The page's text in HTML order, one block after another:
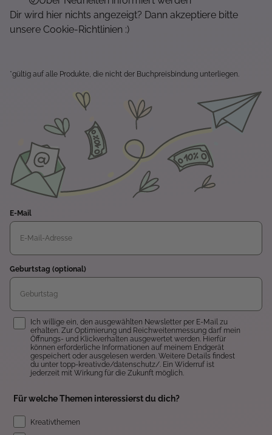
Dir wird hier nichts angezeigt? Dann akzeptiere bitte
unsere Cookie-Richtlinien :)
*gültig auf alle Produkte, die nicht der Buchpreisbindung unterliegen.
E-Mail
Geburtstag (optional)
Einwilligung
Ich willige ein, den ausgewählten Newsletter per E-Mail zu
erhalten. Zur Optimierung und Reichweitenmessung darf mein
Öffnungs- und Klickverhalten ausgewertet werden. Hierfür
können erforderliche Informationen auf meinem Endgerät
gespeichert oder ausgelesen werden. Weitere Details findest
du unter topp-kreativ.de/datenschutz/. Ein Widerruf ist
jederzeit mit Wirkung für die Zukunft möglich.
Für welche Themen interessierst du dich?
Kreativthemen